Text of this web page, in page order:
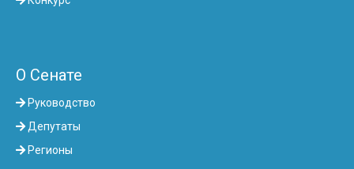
О Сенате
Руководство
Депутаты
Регионы